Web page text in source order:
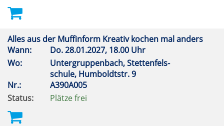
Alles aus der Muffinform Kreativ kochen mal anders
Wann:
Do.28.01.2027, 18.00 Uhr
Wo:
Untergruppenbach, Stettenfels-
schule, Humboldtstr. 9
Nr.:
A390A005
Status:
Plätze frei